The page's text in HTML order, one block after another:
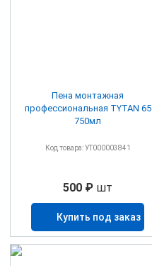
Пена монтажная
профессиональная TYTAN 65
750мл
Код товара: УТ000003841
500 ₽ шт
Купить под заказ